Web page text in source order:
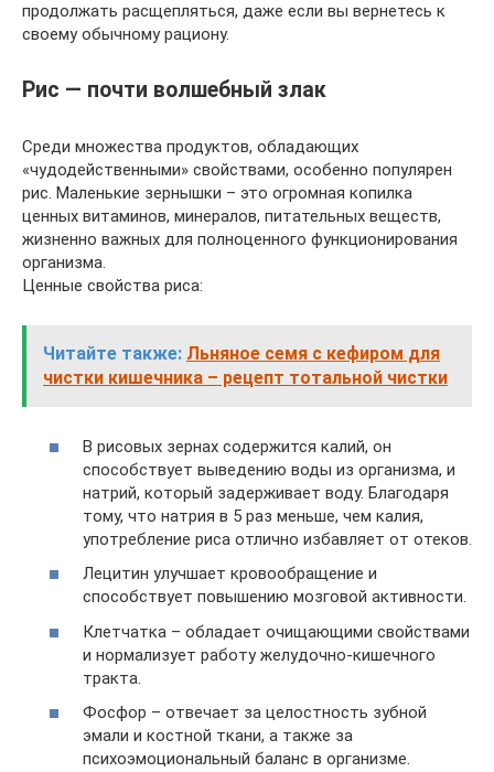
продолжать расщепляться, даже если вы вернетесь к
своему обычному рациону.
Рис — почти волшебный злак
Среди множества продуктов, обладающих
«чудодейственными» свойствами, особенно популярен
рис. Маленькие зернышки – это огромная копилка
ценных витаминов, минералов, питательных веществ,
жизненно важных для полноценного функционирования
организма.
Ценные свойства риса:
Читайте также: Льняное семя с кефиром для
чистки кишечника – рецепт тотальной чистки
В рисовых зернах содержится калий, он
способствует выведению воды из организма, и
натрий, который задерживает воду. Благодаря
тому, что натрия в 5 раз меньше, чем калия,
употребление риса отлично избавляет от отеков.
Лецитин улучшает кровообращение и
способствует повышению мозговой активности.
Клетчатка – обладает очищающими свойствами
и нормализует работу желудочно-кишечного
тракта.
Фосфор – отвечает за целостность зубной
эмали и костной ткани, а также за
психоэмоциональный баланс в организме.